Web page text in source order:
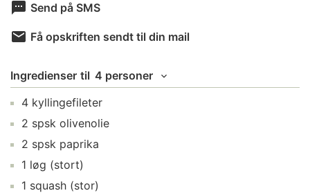
Send på SMS
Få opskriften sendt til din mail
Ingredienser til 4 personer
4 kyllingefileter
2 spsk olivenolie
2 spsk paprika
1 løg (stort)
1 squash (stor)